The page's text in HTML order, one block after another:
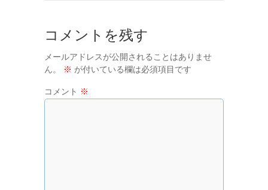
コメントを残す
メールアドレスが公開されることはありませ
ん。
※ が付いている欄は必須項目です
コメント ※